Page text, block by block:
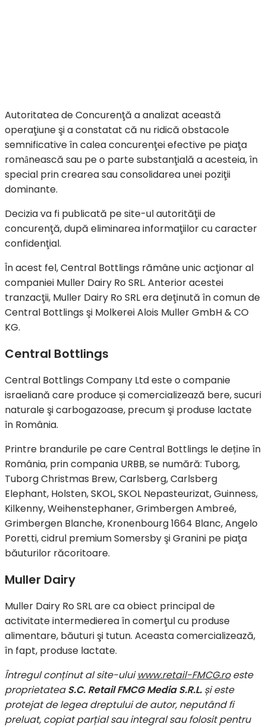
Autoritatea de Concurenţă a analizat această
operaţiune şi a constatat că nu ridică obstacole
semnificative în calea concurenţei efective pe piaţa
romȃnească sau pe o parte substanţială a acesteia, în
special prin crearea sau consolidarea unei poziţii
dominante.
Decizia va fi publicată pe site-ul autorităţii de
concurenţă, după eliminarea informaţiilor cu caracter
confidenţial.
În acest fel, Central Bottlings rămâne unic acţionar al
companiei Muller Dairy Ro SRL. Anterior acestei
tranzacţii, Muller Dairy Ro SRL era deţinută în comun de
Central Bottlings şi Molkerei Alois Muller GmbH & CO
KG.
Central Bottlings
Central Bottlings Company Ltd este o companie
israeliană care produce și comercializează bere, sucuri
naturale şi carbogazoase, precum şi produse lactate
în România.
Printre brandurile pe care Central Bottlings le deține în
România, prin compania URBB, se numără: Tuborg,
Tuborg Christmas Brew, Carlsberg, Carlsberg
Elephant, Holsten, SKOL, SKOL Nepasteurizat, Guinness,
Kilkenny, Weihenstephaner, Grimbergen Ambreé,
Grimbergen Blanche, Kronenbourg 1664 Blanc, Angelo
Poretti, cidrul premium Somersby şi Granini pe piaţa
băuturilor răcoritoare.
Muller Dairy
Muller Dairy Ro SRL are ca obiect principal de
activitate intermedierea în comerţul cu produse
alimentare, băuturi şi tutun. Aceasta comercializează,
în fapt, produse lactate.
Întregul conținut al site-uluiwww.retail-FMCG.roeste
proprietateaS.C. Retail FMCG Media S.R.L. și este
protejat de legea dreptului de autor, neputând fi
preluat, copiat parțial sau integral sau folosit pentru